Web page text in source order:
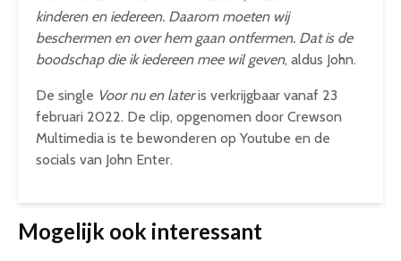
kinderen en iedereen. Daarom moeten wij
beschermen en over hem gaan ontfermen. Dat is de
boodschap die ik iedereen mee wil geven, aldus John.
De single Voor nu en lateris verkrijgbaar vanaf 23
februari 2022. De clip, opgenomen door Crewson
Multimedia is te bewonderen op Youtube en de
socials van John Enter.
Mogelijk ook interessant